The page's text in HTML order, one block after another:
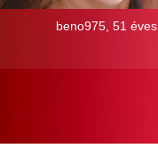
beno975, 51 éves